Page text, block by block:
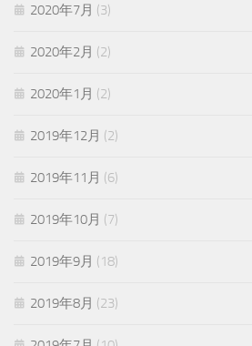
2020年7月 (3)
2020年2月 (2)
2020年1月 (2)
2019年12月 (2)
2019年11月 (6)
2019年10月 (7)
2019年9月 (18)
2019年8月 (23)